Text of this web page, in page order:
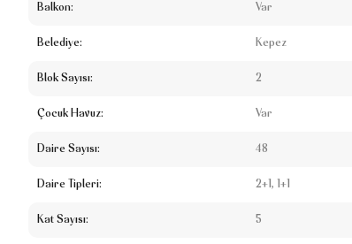
Balkon: Var
Belediye: Kepez
Blok Sayısı: 2
Çocuk Havuz: Var
Daire Sayısı: 48
Daire Tipleri: 2+1, 1+1
Kat Sayısı: 5